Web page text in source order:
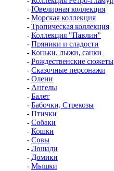
- Ювелирная коллекция
- Морская коллекция
- Тропическая коллекция
- Коллекция "Павлин"
- Пряники и сладости
- Коньки, лыжи, санки
- Рождественские сюжеты
- Сказочные персонажи
- Олени
- Ангелы
- Балет
- Бабочки, Стрекозы
- Птички
- Собаки
- Кошки
- Совы
- Лошади
- Домики
- Мышки